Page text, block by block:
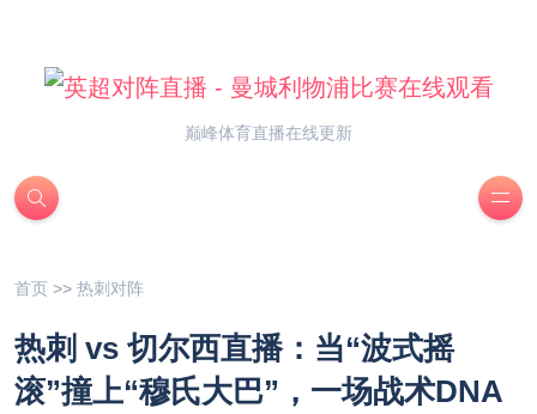
巅峰体育直播在线更新
首页 >> 热刺对阵
热刺 vs 切尔西直播：当“波式摇
滚”撞上“穆氏大巴”，一场战术DNA